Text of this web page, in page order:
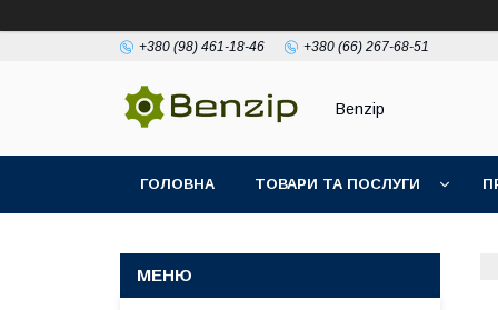
+380 (98) 461-18-46 +380 (66) 267-68-51
Benzip
ГОЛОВНА ТОВАРИ ТА ПОСЛУГИ